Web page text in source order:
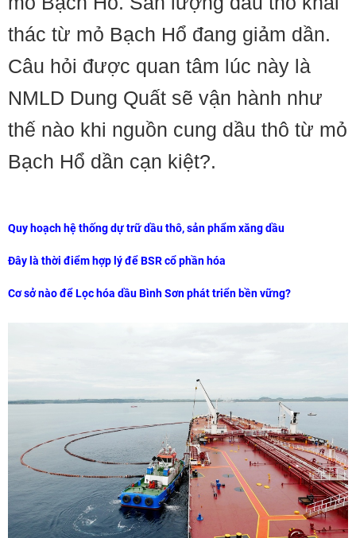
thác từ mỏ Bạch Hổ đang giảm dần.
Câu hỏi được quan tâm lúc này là
NMLD Dung Quất sẽ vận hành như
thế nào khi nguồn cung dầu thô từ mỏ
Bạch Hổ dần cạn kiệt?.
Quy hoạch hệ thống dự trữ dầu thô, sản phẩm xăng dầu
Đây là thời điểm hợp lý để BSR cổ phần hóa
Cơ sở nào để Lọc hóa dầu Bình Sơn phát triển bền vững?